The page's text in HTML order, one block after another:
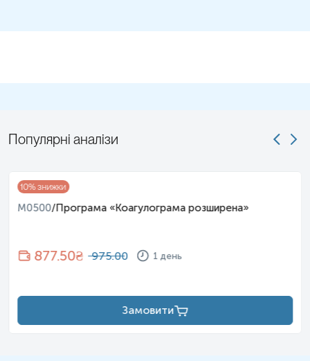
Популярні аналізи
10% знижки
M0500/Програма «Коагулограма розширена»
877.50₴ 975.00 1 день
Замовити